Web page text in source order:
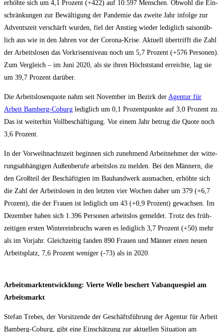
erhöh­te sich um 4,1 Pro­zent (+422) auf 10.597 Men­schen. Obwohl die Ein­
schrän­kun­gen zur Bewäl­ti­gung der Pan­de­mie das zwei­te Jahr infol­ge zur
Advents­zeit ver­schärft wur­den, fiel der Anstieg wie­der ledig­lich sai­son­üb­
lich aus wie in den Jah­ren vor der Coro­na-Kri­se. Aktu­ell über­trifft die Zahl
der Arbeits­lo­sen das Vor­kri­sen­ni­veau noch um 5,7 Pro­zent (+576 Per­so­nen).
Zum Ver­gleich – im Juni 2020, als sie ihren Höchst­stand erreich­te, lag sie
um 39,7 Pro­zent darüber.
Die Arbeits­lo­sen­quo­te nahm seit Novem­ber im Bezirk der Agen­tur für
Arbeit Bam­berg-Coburg ledig­lich um 0,1 Pro­zent­punk­te auf 3,0 Pro­zent zu.
Das ist wei­ter­hin Voll­be­schäf­ti­gung. Vor einem Jahr betrug die Quo­te noch
3,6 Prozent.
In der Vor­weih­nachts­zeit begin­nen sich zuneh­mend Arbeit­neh­mer der wit­te­
rungs­ab­hän­gi­gen Außen­be­ru­fe arbeits­los zu mel­den. Bei den Män­nern, die
den Groß­teil der Beschäf­tig­ten im Bau­hand­werk aus­ma­chen, erhöh­te sich
die Zahl der Arbeits­lo­sen in den letz­ten vier Wochen daher um 379 (+6,7
Pro­zent), die der Frau­en ist ledig­lich um 43 (+0,9 Pro­zent) gewach­sen. Im
Dezem­ber haben sich 1.396 Per­so­nen arbeits­los gemel­det. Trotz des früh­
zei­ti­gen ers­ten Win­ter­ein­bruchs waren es ledig­lich 3,7 Pro­zent (+50) mehr
als im Vor­jahr. Gleich­zei­tig fan­den 890 Frau­en und Män­ner einen neu­en
Arbeits­platz, 7,6 Pro­zent weni­ger (-73) als in 2020.
Arbeits­markt­ent­wick­lung: Vier­te Wel­le beschert Vaban­que­spiel am
Arbeitsmarkt
Ste­fan Tre­bes, der Vor­sit­zen­de der Geschäfts­füh­rung der Agen­tur für Arbeit
Bam­berg-Coburg, gibt eine Ein­schät­zung zur aktu­el­len Situa­ti­on am